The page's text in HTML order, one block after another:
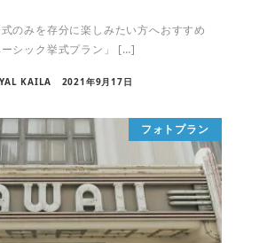
のみを存分に楽しみたい方へおすすめ
シック挙式プラン」 […]
KAILA 2021年9月17日
フォトプラン